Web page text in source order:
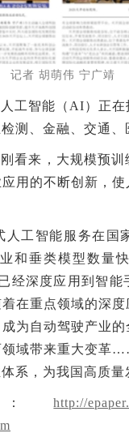
记者 胡萌伟 宁广靖
工智能（AI）正
测、金融、交通
看来，大规模预
用的不断创新，
人工智能服务在国
和垂类模型数量
经深度应用到智
在重点领域的深
为自动驾驶产业
域带来重大变革
系，为我国高质
：http://